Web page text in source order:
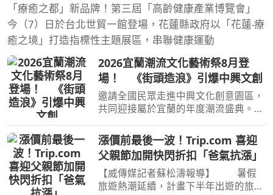
「療癒之都」新品牌！第三屆「高齡健康產業博覽會」
今（7）日於台北世貿一館登場，花蓮縣政府以「花蓮‧療
癒之境」打造指標性主題展區，串聯健康運動
2026宜蘭潮流文化藝術祭8月登
場！ 《街頭造浪》引爆中興文創
邀請全國民眾走進中興文化創意園區，
共同迎接屬於宜蘭的年度潮流盛典。
合報導】今年夏天的宜蘭，不只有山海
風景值得出發，更有一場讓街頭文化全
面炸裂的年度盛會即將登
漲價前最後一波！Trip.com 喜迎
父親節加開快閃折扣「爸氣抗漲」
【威傳媒記者蘇松濤報導】 暑假
旅遊熱潮延續，計畫下半年出遊的旅客